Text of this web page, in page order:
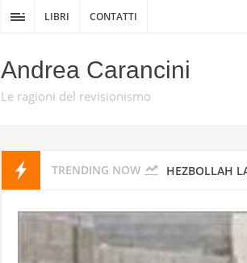
LIBRI CONTATTI
Andrea Carancini
Le ragioni del revisionismo
TRENDING NOW HEZBOLLAH
STATI UNITI E
IRAN